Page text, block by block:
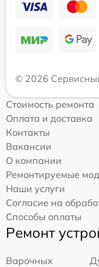
© 2026
Стоимость ремонта
Оплата и доставка
Контакты
Вакансии
О компании
Ремонтируемые
Наши услуги
Согласие на
Способы оплаты
Ремонт
Варочных